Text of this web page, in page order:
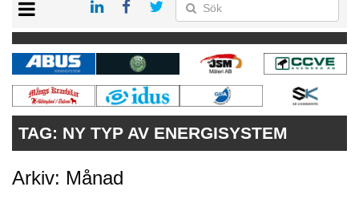
KONTAKT
VÅRA ANDRA MAGASIN
PRENUMERERA
ANNONSERA
TAG: NY TYP AV ENERGISYSTEM
Arkiv: Månad